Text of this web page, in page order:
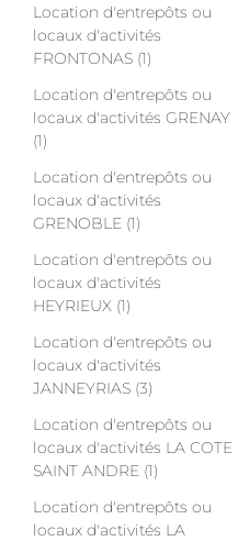
Location d'entrepôts ou
locaux d'activités
FRONTONAS (1)
Location d'entrepôts ou
locaux d'activités GRENAY
(1)
Location d'entrepôts ou
locaux d'activités
GRENOBLE (1)
Location d'entrepôts ou
locaux d'activités
HEYRIEUX (1)
Location d'entrepôts ou
locaux d'activités
JANNEYRIAS (3)
Location d'entrepôts ou
locaux d'activités LA COTE
SAINT ANDRE (1)
Location d'entrepôts ou
locaux d'activités LA